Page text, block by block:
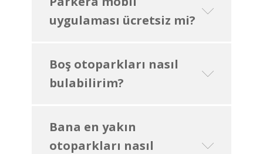
uygulaması ücretsiz mi?
Boş otoparkları nasıl
bulabilirim?
Bana en yakın
otoparkları nasıl